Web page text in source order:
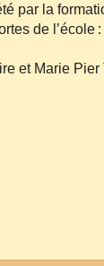
par la
de l’école :
et Marie Pier